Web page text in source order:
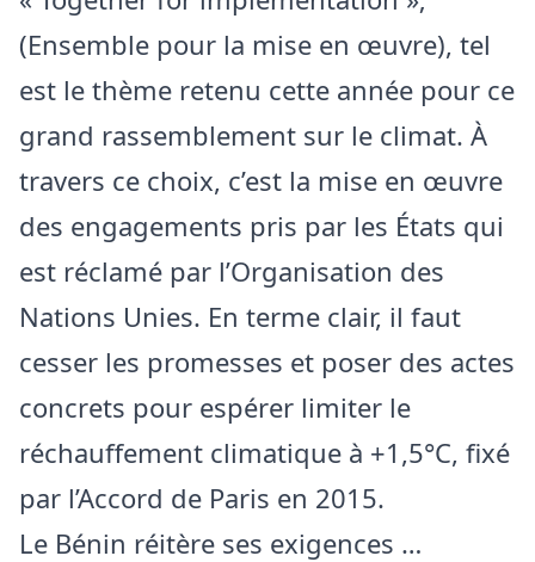
(Ensemble pour la mise en œuvre), tel
est le thème retenu cette année pour ce
grand rassemblement sur le climat. À
travers ce choix, c’est la mise en œuvre
des engagements pris par les États qui
est réclamé par l’Organisation des
Nations Unies. En terme clair, il faut
cesser les promesses et poser des actes
concrets pour espérer limiter le
réchauffement climatique à +1,5°C, fixé
par l’Accord de Paris en 2015.
Le Bénin réitère ses exigences …